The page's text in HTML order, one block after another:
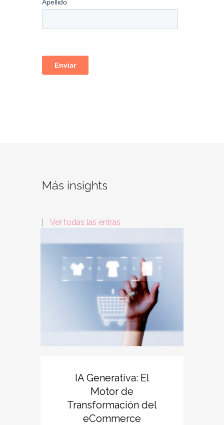
Más insights
Ver todas las entras
IA Generativa: El
Motor de
Transformación del
eCommerce